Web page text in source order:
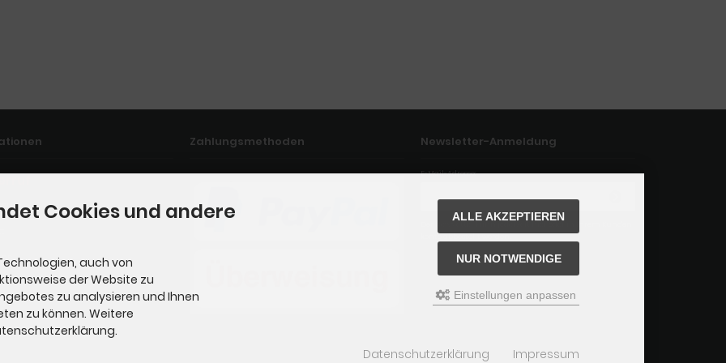
Zahlungsmethoden Newsletter-Anmeldung
E-Mail-Adresse:
konto abbestellt werden.
Cookies und andere
auch von
der Website zu
zu analysieren und Ihnen
zu können. Weitere
ALLE AKZEPTIEREN
NUR NOTWENDIGE
Einstellungen anpassen
Datenschutzerklärung Impressum